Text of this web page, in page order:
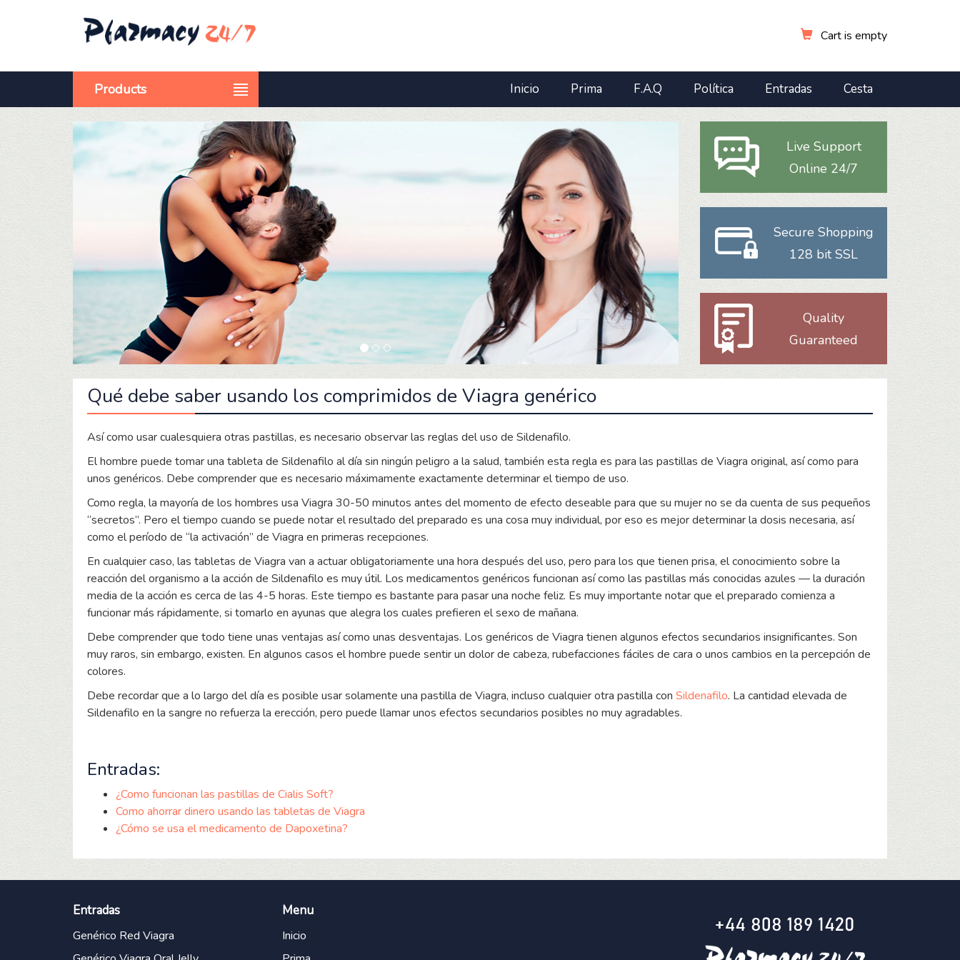
Cart is empty
Products Inicio Prima F.A.Q Política Entradas Cesta
Live Support
Online 24/7
Secure Shopping
128 bit SSL
Quality
Guaranteed
Qué debe saber usando los comprimidos de Viagra genérico
Así como usar cualesquiera otras pastillas, es necesario observar las reglas del uso de Sildenafilo.
El hombre puede tomar una tableta de Sildenafilo al día sin ningún peligro a la salud, también esta regla es para las pastillas de Viagra original, así como para
unos genéricos. Debe comprender que es necesario máximamente exactamente determinar el tiempo de uso.
Como regla, la mayoría de los hombres usa Viagra 30-50 minutos antes del momento de efecto deseable para que su mujer no se da cuenta de sus pequeños
“secretos”. Pero el tiempo cuando se puede notar el resultado del preparado es una cosa muy individual, por eso es mejor determinar la dosis necesaria, así
como el período de “la activación” de Viagra en primeras recepciones.
En cualquier caso, las tabletas de Viagra van a actuar obligatoriamente una hora después del uso, pero para los que tienen prisa, el conocimiento sobre la
reacción del organismo a la acción de Sildenafilo es muy útil. Los medicamentos genéricos funcionan así como las pastillas más conocidas azules — la duración
media de la acción es cerca de las 4-5 horas. Este tiempo es bastante para pasar una noche feliz. Es muy importante notar que el preparado comienza a
funcionar más rápidamente, si tomarlo en ayunas que alegra los cuales prefieren el sexo de mañana.
Debe comprender que todo tiene unas ventajas así como unas desventajas. Los genéricos de Viagra tienen algunos efectos secundarios insignificantes. Son
muy raros, sin embargo, existen. En algunos casos el hombre puede sentir un dolor de cabeza, rubefacciones fáciles de cara o unos cambios en la percepción de
colores.
Debe recordar que a lo largo del día es posible usar solamente una pastilla de Viagra, incluso cualquier otra pastilla con Sildenafilo. La cantidad elevada de
Sildenafilo en la sangre no refuerza la erección, pero puede llamar unos efectos secundarios posibles no muy agradables.
Entradas:
¿Como funcionan las pastillas de Cialis Soft?
Como ahorrar dinero usando las tabletas de Viagra
¿Cómo se usa el medicamento de Dapoxetina?
Entradas
Genérico Red Viagra
Menu
Inicio